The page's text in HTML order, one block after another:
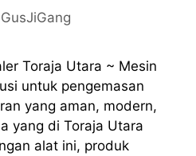
GusJiGang
Toraja Utara ~ Mesin
untuk pengemasan
yang aman, modern,
yang di Toraja Utara
alat ini, produk